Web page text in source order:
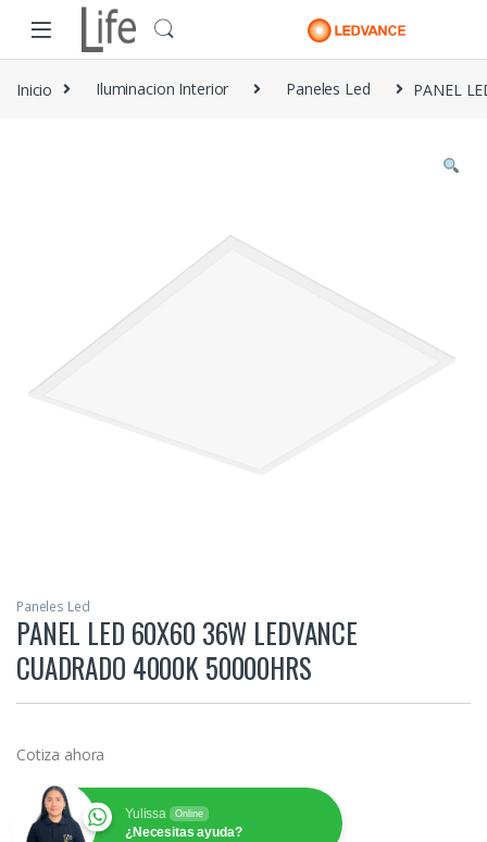
Skip to navigation
Skip to content
Inicio Iluminacion Interior Paneles Led PANEL
Paneles Led
PANEL LED 60X60 36W LEDVANCE
CUADRADO 4000K 50000HRS
Cotiza ahora
Yulissa Online
¿Necesitas ayuda?